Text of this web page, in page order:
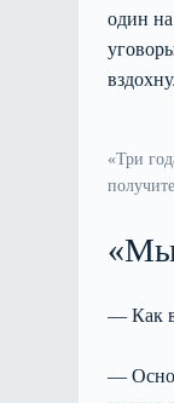
один
«Три
«Мы
— Как
—